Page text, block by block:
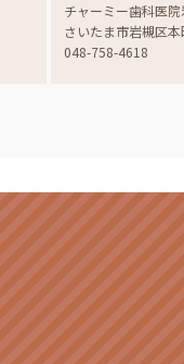
チャーミー歯科医院
さいたま市岩槻区
048-758-4618